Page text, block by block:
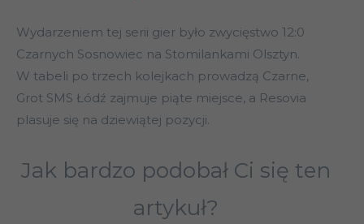
Wydarzeniem tej serii gier było zwycięstwo 12:0
Czarnych Sosnowiec na Stomilankami Olsztyn.
W tabeli po trzech kolejkach prowadzą Czarne,
Grot SMS Łódź zajmuje piąte miejsce, a Resovia
plasuje się na dziewiątej pozycji.
Jak bardzo podobał Ci się ten
artykuł?